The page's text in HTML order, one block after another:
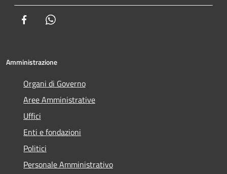
Facebook
Amministrazione
Organi di Governo
Aree Amministrative
Uffici
Enti e fondazioni
Politici
Personale Amministrativo